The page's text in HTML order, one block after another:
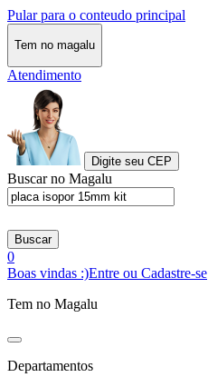
Pular para o conteudo principal
Tem no magalu
Atendimento
Digite seu CEP
Buscar no Magalu
Buscar
0
Boas vindas :)Entre ou Cadastre-se
Tem no Magalu
Departamentos